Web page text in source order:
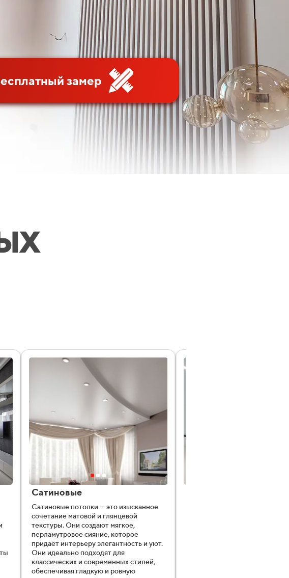
замер
Сатиновые
Сатиновые потолки — это изысканное
сочетание матовой и глянцевой
текстуры. Они создают мягкое,
перламутровое сияние, которое
придаёт интерьеру элегантность и уют.
Они идеально подходят для
классических и современных стилей,
обеспечивая гладкую и ровную